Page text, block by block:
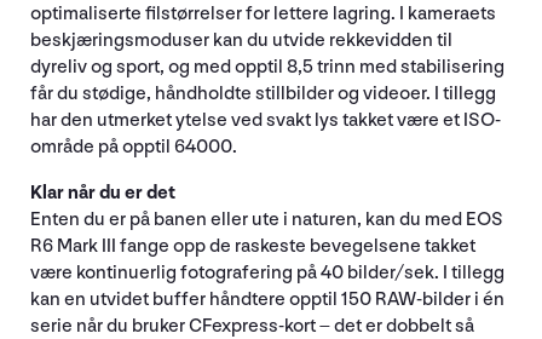
optimaliserte filstørrelser for lettere lagring. I kameraets
beskjæringsmoduser kan du utvide rekkevidden til
dyreliv og sport, og med opptil 8,5 trinn med stabilisering
får du stødige, håndholdte stillbilder og videoer. I tillegg
har den utmerket ytelse ved svakt lys takket være et ISO-
område på opptil 64000.
Klar når du er det
Enten du er på banen eller ute i naturen, kan du med EOS
R6 Mark III fange opp de raskeste bevegelsene takket
være kontinuerlig fotografering på 40 bilder/sek. I tillegg
kan en utvidet buffer håndtere opptil 150 RAW-bilder i én
serie når du bruker CFexpress-kort – det er dobbelt så